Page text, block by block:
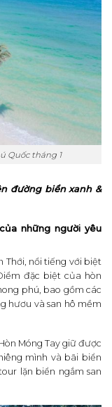
Quốc tháng 1
đường biển xanh &
những người yêu
Thới, nổi tiếng với biệt
đặc biệt của hòn
phú, bao gồm các
hươu và san hô mềm
Móng Tay giữ được
mình và bãi biển
lặn biển ngắm san